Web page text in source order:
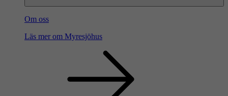
Om oss
Läs mer om Myresjöhus